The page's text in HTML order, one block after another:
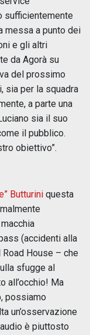
sufficientemente
messa a punto dei
e gli altri
da Agorà su
del prossimo
sia per la squadra
a parte una
sia il suo
il pubblico.
obiettivo”.
Butturini questa
(accidenti alla
House – che
sfugge al
all’occhio! Ma
possiamo
un’osservazione
è piuttosto